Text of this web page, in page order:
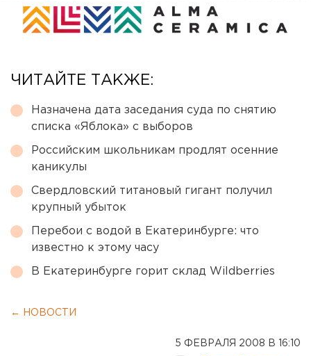
ЧИТАЙТЕ ТАКЖЕ:
Назначена дата заседания суда по снятию
списка «Яблока» с выборов
Российским школьникам продлят осенние
каникулы
Свердловский титановый гигант получил
крупный убыток
Перебои с водой в Екатеринбурге: что
известно к этому часу
В Екатеринбурге горит склад Wildberries
← НОВОСТИ
5 ФЕВРАЛЯ 2008 В 16:10